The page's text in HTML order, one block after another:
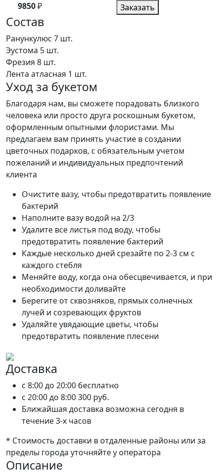
9850₽ Заказать
Состав
Ранункулюс 7 шт.
Эустома 5 шт.
Фрезия 8 шт.
Лента атласная 1 шт.
Уход за букетом
Благодаря нам, вы сможете порадовать близкого
человека или просто друга роскошным букетом,
оформленным опытными флористами. Мы
предлагаем вам принять участие в создании
цветочных подарков, с обязательным учетом
пожеланий и индивидуальных предпочтений
клиента
Очистите вазу, чтобы предотвратить появление
бактерий
Наполните вазу водой на 2/3
Удалите все листья под воду, чтобы
предотвратить появление бактерий
Каждые несколько дней срезайте по 2-3 см с
каждого стебля
Меняйте воду, когда она обесцвечивается, и при
необходимости доливайте
Берегите от сквозняков, прямых солнечных
лучей и созревающих фруктов
Удаляйте увядающие цветы, чтобы
предотвратить появление плесени
Доставка
c 8:00 до 20:00 бесплатно
c 20:00 до 8:00300 руб.
Ближайшая доставка возможна сегодня в
течение 3-х часов
* Стоимость доставки в отдаленные районы или за
пределы города уточняйте у оператора
Описание